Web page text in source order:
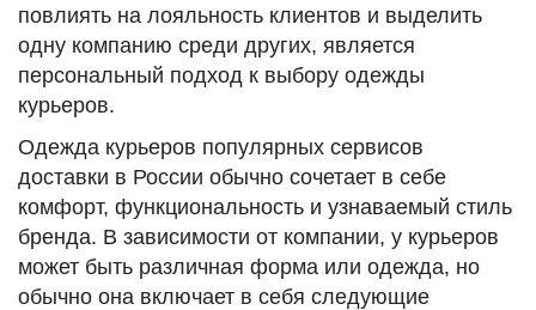
повлиять на лояльность клиентов и выделить
одну компанию среди других, является
персональный подход к выбору одежды
курьеров.
Одежда курьеров популярных сервисов
доставки в России обычно сочетает в себе
комфорт, функциональность и узнаваемый стиль
бренда. В зависимости от компании, у курьеров
может быть различная форма или одежда, но
обычно она включает в себя следующие